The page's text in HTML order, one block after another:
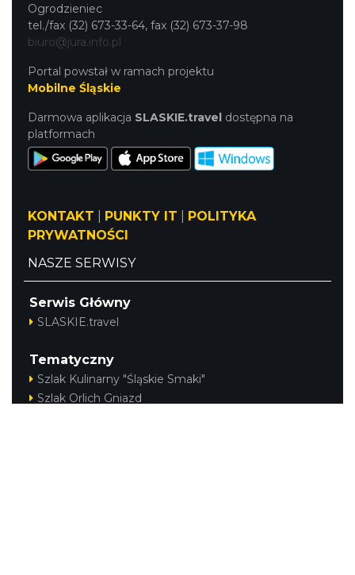
Ogrodzieniec
tel./fax (32) 673-33-64, fax (32) 673-37-98
biuro@jura.info.pl
Portal powstał w ramach projektu
Mobilne Śląskie
Darmowa aplikacja SLASKIE.travel dostępna na
platformach
KONTAKT PUNKTY IT
POLITYKA
PRYWATNOŚCI
NASZE SERWISY
Serwis Główny
SLASKIE.travel
Tematyczny
Szlak Kulinarny "Śląskie Smaki"
Szlak Orlich Gniazd